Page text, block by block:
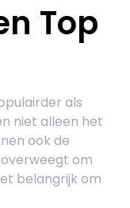
Top
als
niet alleen het
ook de
om
belangrijk om